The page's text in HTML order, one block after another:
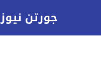
جورتن نيوز